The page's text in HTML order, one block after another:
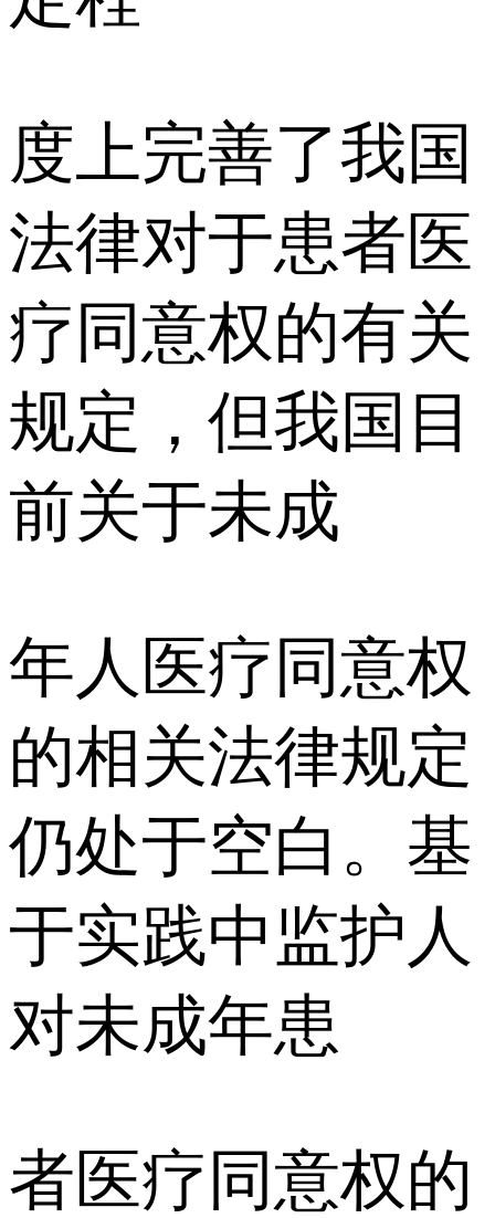
度上完善了我国
法律对于患者医
疗同意权的有关
规定，但我国目
前关于未成
年人医疗同意权
的相关法律规定
仍处于空白。基
于实践中监护人
对未成年患
者医疗同意权的